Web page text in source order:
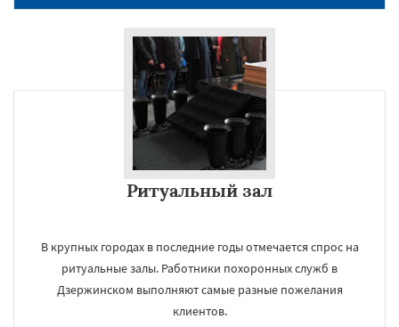
Ритуальный зал
В крупных городах в последние годы отмечается спрос на
ритуальные залы. Работники похоронных служб в
Дзержинском выполняют самые разные пожелания
клиентов.